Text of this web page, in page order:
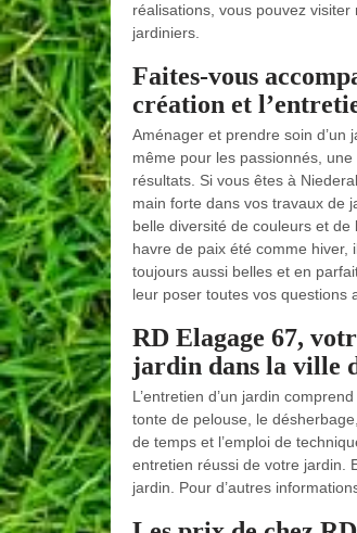
réalisations, vous pouvez
jardiniers.
Faites-vous
création et
Aménager et prendre soin d’un
même pour les passionnés,
résultats. Si vous êtes à
main forte dans vos travaux de
belle diversité de couleurs et
havre de paix été comme hiver,
toujours aussi belles et en
leur poser toutes vos questions
RD Elagage 67,
jardin dans la ville
L’entretien d’un jardin
tonte de pelouse, le
de temps et l’emploi de
entretien réussi de votre jardin.
jardin. Pour d’autres